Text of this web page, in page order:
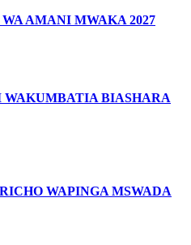
AMANI MWAKA 2027
WAKUMBATIA BIASHARA
WAPINGA MSWADA